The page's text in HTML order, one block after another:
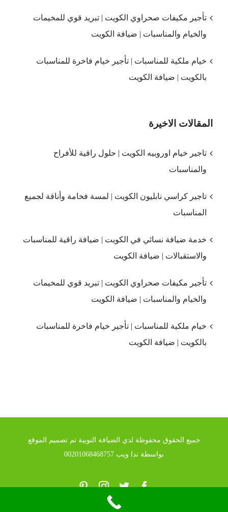
تأجير مكيفات صحراوي الكويت | تبريد قوي للمخيمات
والخيام والمناسبات | ضيافة الكويت
خيام ملكية للمناسبات | تأجير خيام فاخرة للمناسبات
بالكويت | ضيافة الكويت
المقالات الاخيرة
تاجير خيام اوروبيه الكويت | حلول راقية للأفراح
والمناسبات
تاجير كراسي نابليون الكويت | لمسة فخامة وأناقة لجميع
المناسبات
خدمة ضيافة نسائي في الكويت | ضيافة راقية للمناسبات
والاستقبالات | ضيافة الكويت
تأجير مكيفات صحراوي الكويت | تبريد قوي للمخيمات
والخيام والمناسبات | ضيافة الكويت
خيام ملكية للمناسبات | تأجير خيام فاخرة للمناسبات
بالكويت | ضيافة الكويت
جميع الحقوق محفوظة لدي الضيافة النوبية تم تصميم الموقع
بواسطة ندا ويب 00201068468757
Facebook
Twitter
Instagram
Pinterest